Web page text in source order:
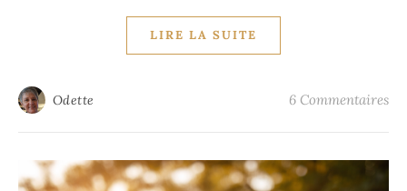
LIRE LA SUITE
Odette 6 Commentaires